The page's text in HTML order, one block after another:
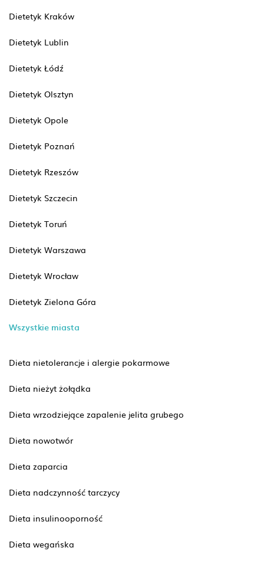
Dietetyk Kraków
Dietetyk Lublin
Dietetyk Łódź
Dietetyk Olsztyn
Dietetyk Opole
Dietetyk Poznań
Dietetyk Rzeszów
Dietetyk Szczecin
Dietetyk Toruń
Dietetyk Warszawa
Dietetyk Wrocław
Dietetyk Zielona Góra
Wszystkie miasta
Dieta nietolerancje i alergie pokarmowe
Dieta nieżyt żołądka
Dieta wrzodziejące zapalenie jelita grubego
Dieta nowotwór
Dieta zaparcia
Dieta nadczynność tarczycy
Dieta insulinooporność
Dieta wegańska